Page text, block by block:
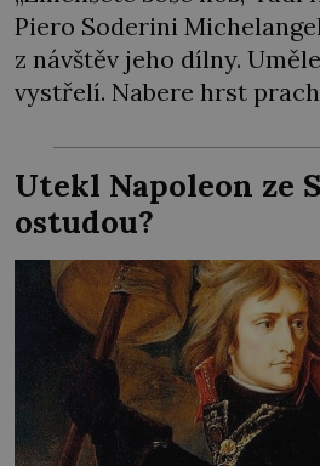
Piero Soderini
z návštěv jeho dílny.
vystřelí. Nabere hrst
kus nosu odsekl. Přitom
skutečnosti ani nedotkne.
nenechá – od nikoho!
[…]
Utekl Napoleon ze
ostudou?